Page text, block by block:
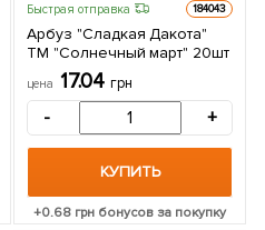
Быстрая отправка 184043
Арбуз "Сладкая Дакота"
ТМ "Солнечный март" 20шт
цена 17.04 грн
- +
КУПИТЬ
+0.68грн бонусов за покупку